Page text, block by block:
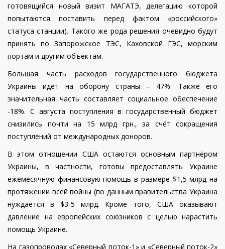
готовящийся новый визит МАГАТЭ, делегацию которой
попытаются поставить перед фактом «российского»
статуса станции). Такого же рода решения очевидно будут
принять по Запорожское ТЭС, Каховской ГЭС, морским
портам и другим объектам.
Большая часть расходов государственного бюджета
Украины идёт на оборону страны – 47%. Также его
значительная часть составляет социальное обеспечение
-18%. С августа поступления в государственный бюджет
снизились почти на 15 млрд грн., за счёт сокращения
поступлений от международных доноров.
В этом отношении США остаются основным партнёром
Украины, в частности, готовы предоставлять Украине
ежемесячную финансовую помощь в размере $1,5 млрд на
протяжении всей войны (по данным правительства Украина
нуждается в $3-5 млрд. Кроме того, США оказывают
давление на европейских союзников с целью нарастить
помощь Украине.
На газопроводах «Северный поток-1» и «Северный поток-2»